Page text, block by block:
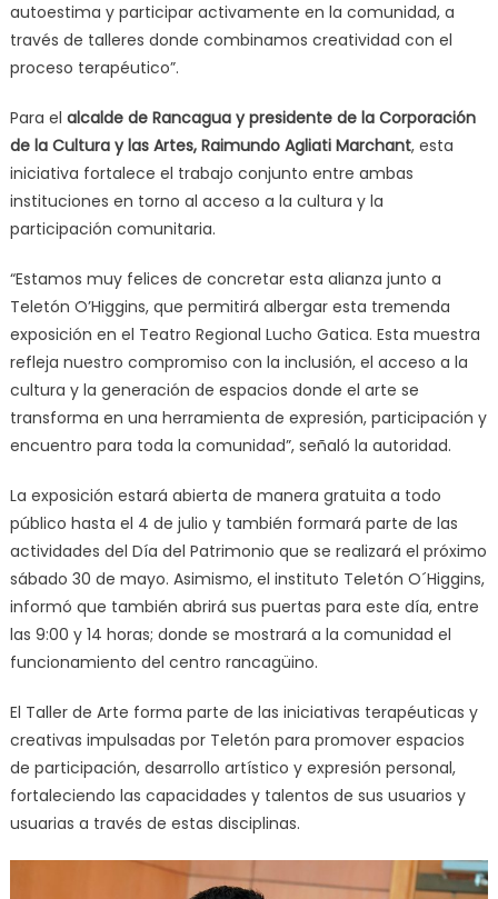
autoestima y participar activamente en la comunidad, a
través de talleres donde combinamos creatividad con el
proceso terapéutico”.
Para el alcalde de Rancagua y presidente de la Corporación
de la Cultura y las Artes, Raimundo Agliati Marchant, esta
iniciativa fortalece el trabajo conjunto entre ambas
instituciones en torno al acceso a la cultura y la
participación comunitaria.
“Estamos muy felices de concretar esta alianza junto a
Teletón O’Higgins, que permitirá albergar esta tremenda
exposición en el Teatro Regional Lucho Gatica. Esta muestra
refleja nuestro compromiso con la inclusión, el acceso a la
cultura y la generación de espacios donde el arte se
transforma en una herramienta de expresión, participación y
encuentro para toda la comunidad”, señaló la autoridad.
La exposición estará abierta de manera gratuita a todo
público hasta el 4 de julio y también formará parte de las
actividades del Día del Patrimonio que se realizará el próximo
sábado 30 de mayo. Asimismo, el instituto Teletón O´Higgins,
informó que también abrirá sus puertas para este día, entre
las 9:00 y 14 horas; donde se mostrará a la comunidad el
funcionamiento del centro rancagüino.
El Taller de Arte forma parte de las iniciativas terapéuticas y
creativas impulsadas por Teletón para promover espacios
de participación, desarrollo artístico y expresión personal,
fortaleciendo las capacidades y talentos de sus usuarios y
usuarias a través de estas disciplinas.